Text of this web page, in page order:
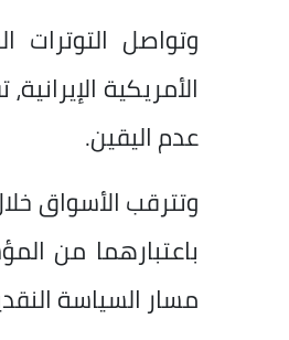
وتواصل التوترات
الأمريكية
عدم اليقين.
وتترقب الأسواق
باعتبارهما من
مسار السياسة